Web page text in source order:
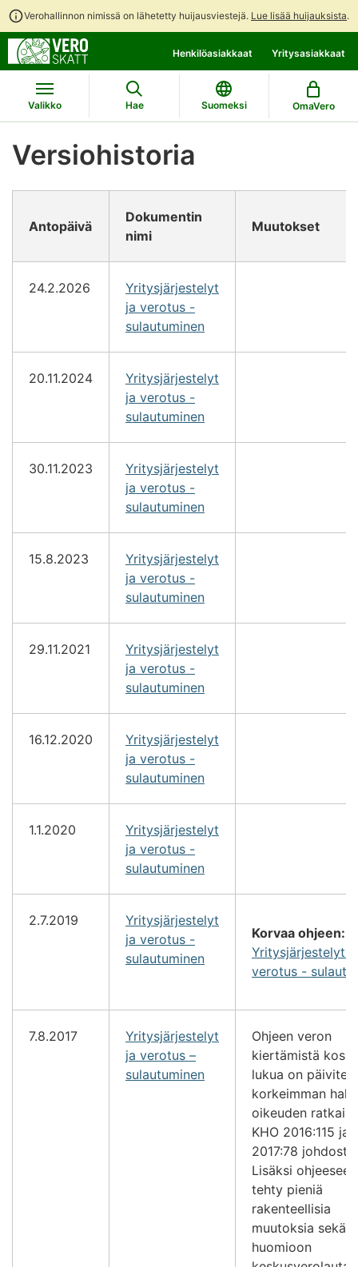
Verohallinnon nimissä on lähetetty huijausviestejä. Lue lisää huijauksista.
suoraan
sisältöön
koko
sivuston
hakuun
Henkilöasiakkaat Yritysasiakkaat
Valikko Hae Suomeksi OmaVero
Versiohistoria
Antopäivä
Dokumentin
nimi
Muutokset
24.2.2026
Yritysjärjestelyt
ja verotus -
sulautuminen
20.11.2024
Yritysjärjestelyt
ja verotus -
sulautuminen
30.11.2023
Yritysjärjestelyt
ja verotus -
sulautuminen
15.8.2023
Yritysjärjestelyt
ja verotus -
sulautuminen
29.11.2021
Yritysjärjestelyt
ja verotus -
sulautuminen
16.12.2020
Yritysjärjestelyt
ja verotus -
sulautuminen
1.1.2020
Yritysjärjestelyt
ja verotus -
sulautuminen
2.7.2019
Yritysjärjestelyt
ja verotus -
sulautuminen
Korvaa ohjeen:
Yritysjärjestelyt
verotus -
7.8.2017
Yritysjärjestelyt
ja verotus –
sulautuminen
Ohjeen veron
kiertämistä
lukua on
korkeimman
oikeuden
KHO 2016:115 ja
2017:78 johdosta.
Lisäksi
tehty pieniä
rakenteellisia
muutoksia sekä
huomioon